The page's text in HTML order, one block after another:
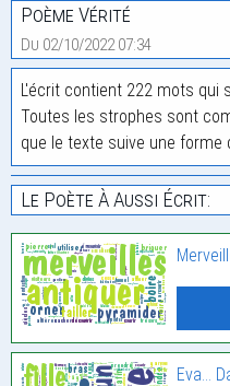
Poème Vérité
Du 02/10/2022 07:34
L'écrit contient 222 mots qui
Toutes les strophes sont
que le texte suive une forme
Le Poète À Aussi Écrit:
Eva…